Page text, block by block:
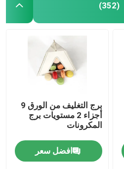
(352)
برج التغليف من الورق 9
أجزاء 2 مستويات برج
المكرونات
افضل سعر